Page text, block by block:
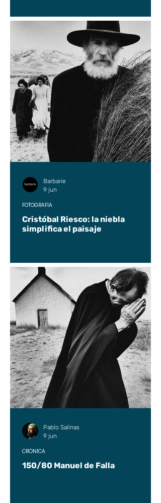
Cristóbal Riesco: la niebla
simplifica el paisaje
FOTOGRAFÍA
Barbarie
9 jun
150/80 Manuel de Falla
CRÓNICA
Pablo Salinas
9 jun